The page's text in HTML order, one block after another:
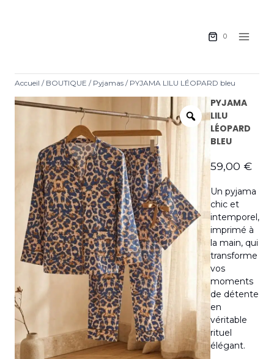
0
Accueil / BOUTIQUE / Pyjamas / PYJAMA LILU LÉOPARD bleu
PYJAMA
LILU
LÉOPARD
BLEU
59,00 €
Un pyjama
chic et
intemporel,
imprimé à
la main, qui
transforme
vos
moments
de détente
en
véritable
rituel
élégant.